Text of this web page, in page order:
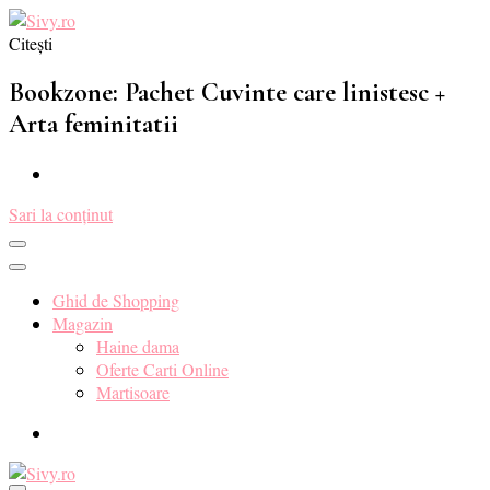
Sivy.ro ❤️
Sivy.ro este un sursa de inspiratie si un ghid de cumparare online
pentru tine. ❤️
Citești
Bookzone: Pachet Cuvinte care linistesc +
Arta feminitatii
Sari la conținut
Ghid de Shopping
Magazin
Haine dama
Oferte Carti Online
Martisoare